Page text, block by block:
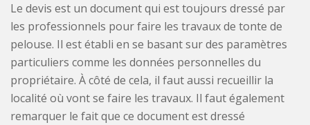
Le devis est un document qui est toujours dressé par
les professionnels pour faire les travaux de tonte de
pelouse. Il est établi en se basant sur des paramètres
particuliers comme les données personnelles du
propriétaire. À côté de cela, il faut aussi recueillir la
localité où vont se faire les travaux. Il faut également
remarquer le fait que ce document est dressé